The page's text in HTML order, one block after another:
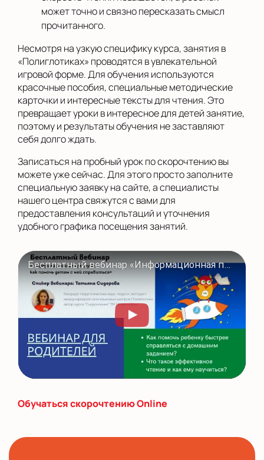
может точно и связно пересказать смысл
прочитанного.
Несмотря на узкую специфику курса, занятия в
«Полиглотиках» проводятся в увлекательной
игровой форме. Для обучения используются
красочные пособия, специальные методические
карточки и интересные тексты для чтения. Это
превращает уроки в интересное для детей занятие,
поэтому и результаты обучения не заставляют
себя долго ждать.
Записаться на пробный урок по скорочтению вы
можете уже сейчас. Для этого просто заполните
специальную заявку на сайте, а специалисты
нашего центра свяжутся с вами для
предоставления консультаций и уточнения
удобного графика посещения занятий.
Бесплатный вебинар «Информационная перегрузка: как помочь детям с ней справиться». Полиглотики
Обучаться скорочтению Online